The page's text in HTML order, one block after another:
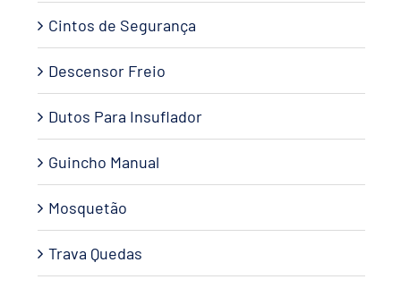
Cintos de Segurança
Descensor Freio
Dutos Para Insuflador
Guincho Manual
Mosquetão
Trava Quedas